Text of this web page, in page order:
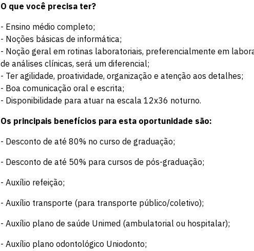
O que você precisa ter?
- Ensino médio completo;
- Noções básicas de informática;
- Noção geral em rotinas laboratoriais, preferencialmente em
de análises clínicas, será um diferencial;
- Ter agilidade, proatividade, organização e atenção aos detalhes;
- Boa comunicação oral e escrita;
- Disponibilidade para atuar na escala 12x36 noturno.
Os principais benefícios para esta oportunidade são:
- Desconto de até 80% no curso de graduação;
- Desconto de até 50% para cursos de pós-graduação;
- Auxílio refeição;
- Auxílio transporte (para transporte público/coletivo);
- Auxílio plano de saúde Unimed (ambulatorial ou hospitalar);
- Auxílio plano odontológico Uniodonto;